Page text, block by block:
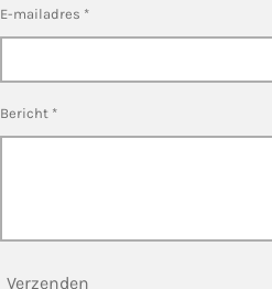
E-mailadres *
Bericht *
Verzenden